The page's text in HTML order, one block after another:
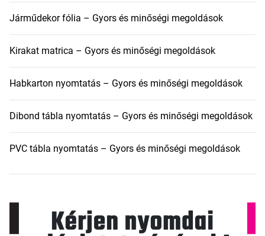
Járműdekor fólia – Gyors és minőségi megoldások
Kirakat matrica – Gyors és minőségi megoldások
Habkarton nyomtatás – Gyors és minőségi megoldások
Dibond tábla nyomtatás – Gyors és minőségi megoldások
PVC tábla nyomtatás – Gyors és minőségi megoldások